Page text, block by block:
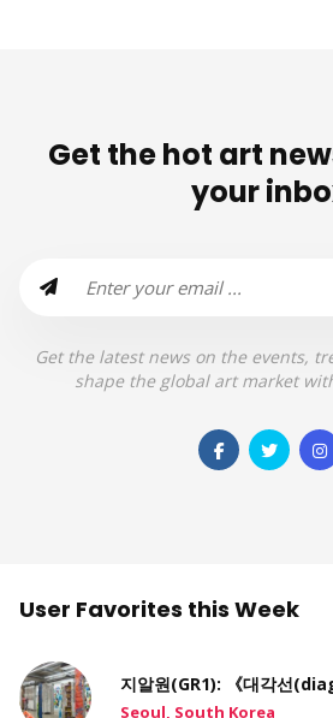
Get the hot art
your
Get the latest news on the events,
shape the global art market
User Favorites this Week
지알원(GR1): 《대각선
Seoul, South Korea